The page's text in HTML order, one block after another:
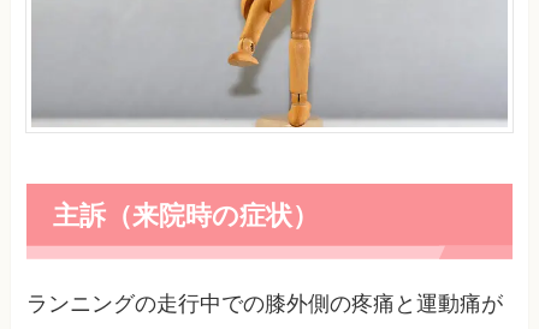
主訴（来院時の症状）
ランニングの走行中での膝外側の疼痛と運動痛が